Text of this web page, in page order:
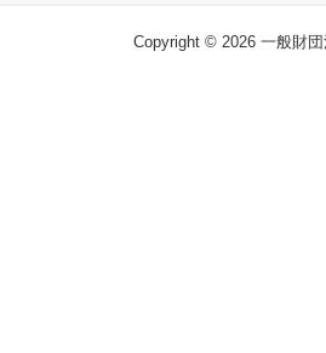
Copyright © 2026 一般財